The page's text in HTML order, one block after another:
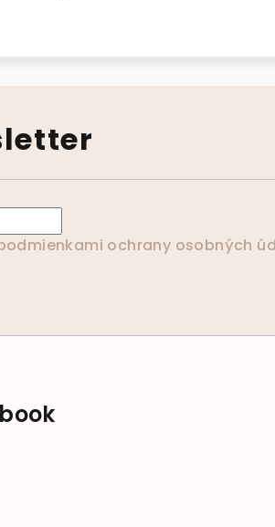
ochrany osobných